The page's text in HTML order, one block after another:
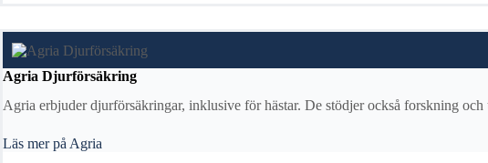
Agria Djurförsäkring
Agria erbjuder djurförsäkringar, inklusive för hästar. De stödjer också forskning
Läs mer på Agria